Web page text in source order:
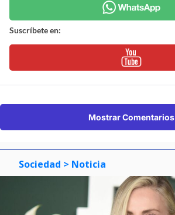
Suscríbete en:
Mostrar Comentarios
Sociedad > Noticia